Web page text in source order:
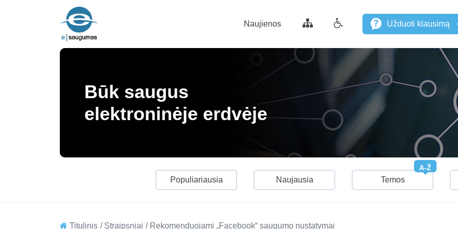
Naujienos Užduoti klausimą
Būk saugus
elektroninėje erdvėje
Populiariausia Naujausia Temos
A-Ž
Titulinis Straipsniai Rekomenduojami „Facebook“ saugumo nustatymai